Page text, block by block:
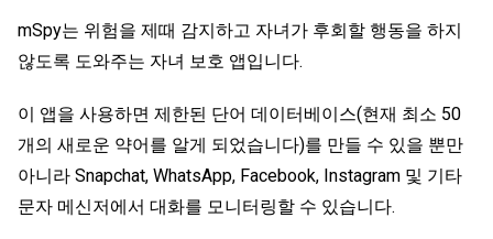
mSpy는 위험을 제때 감지하고 자녀가 후회할 행동을 하지
않도록 도와주는 자녀 보호 앱입니다.
이 앱을 사용하면 제한된 단어 데이터베이스(현재 최소 50
개의 새로운 약어를 알게 되었습니다)를 만들 수 있을 뿐만
아니라 Snapchat, WhatsApp, Facebook, Instagram 및 기타
문자 메신저에서 대화를 모니터링할 수 있습니다.